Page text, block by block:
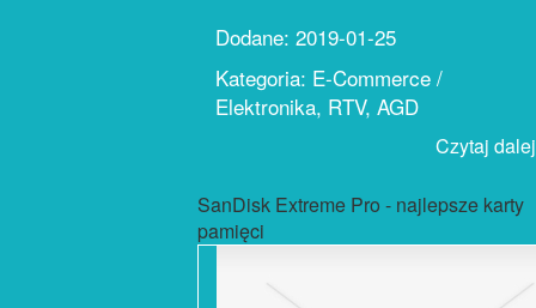
Dodane: 2019-01-25
Kategoria: E-Commerce /
Elektronika, RTV, AGD
Czytaj
SanDisk Extreme Pro - najlepsze karty
pamięci